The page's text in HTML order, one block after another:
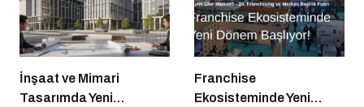
İnşaat ve Mimari
Tasarımda Yeni
Franchise
Ekosisteminde Yeni